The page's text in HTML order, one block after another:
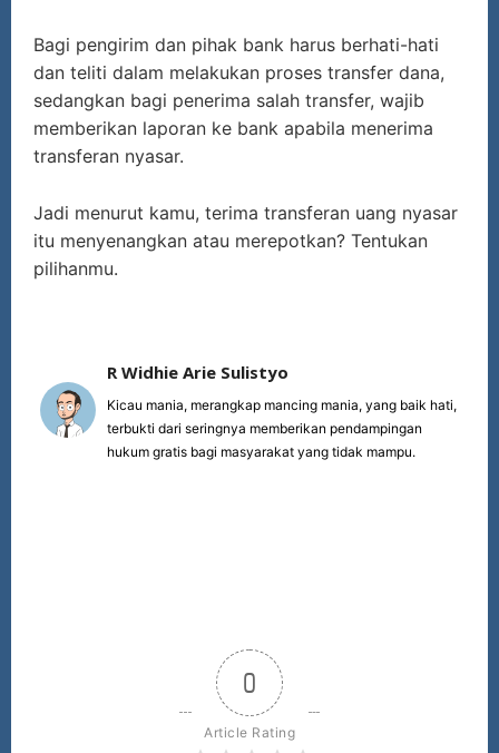
Bagi pengirim dan pihak bank harus berhati-hati
dan teliti dalam melakukan proses transfer dana,
sedangkan bagi penerima salah transfer, wajib
memberikan laporan ke bank apabila menerima
transferan nyasar.
Jadi menurut kamu, terima transferan uang nyasar
itu menyenangkan atau merepotkan? Tentukan
pilihanmu.
R Widhie Arie Sulistyo
Kicau mania, merangkap mancing mania, yang baik hati,
terbukti dari seringnya memberikan pendampingan
hukum gratis bagi masyarakat yang tidak mampu.
0
Article Rating